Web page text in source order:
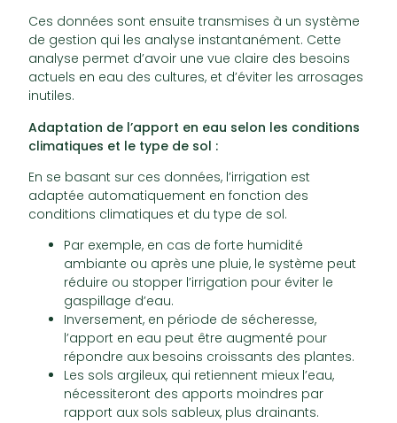
Ces données sont ensuite transmises à un système
de gestion qui les analyse instantanément. Cette
analyse permet d’avoir une vue claire des besoins
actuels en eau des cultures, et d’éviter les arrosages
inutiles.
Adaptation de l’apport en eau selon les conditions
climatiques et le type de sol :
En se basant sur ces données, l’irrigation est
adaptée automatiquement en fonction des
conditions climatiques et du type de sol.
Par exemple, en cas de forte humidité
ambiante ou après une pluie, le système peut
réduire ou stopper l’irrigation pour éviter le
gaspillage d’eau.
Inversement, en période de sécheresse,
l’apport en eau peut être augmenté pour
répondre aux besoins croissants des plantes.
Les sols argileux, qui retiennent mieux l’eau,
nécessiteront des apports moindres par
rapport aux sols sableux, plus drainants.